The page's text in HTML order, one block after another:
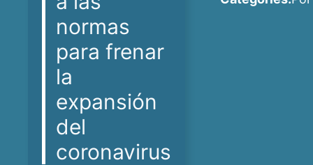
normas
para frenar
la
expansión
del
coronavirus